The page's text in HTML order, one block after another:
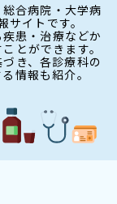
合病院・大学病
イトです。
患・治療などか
とができます。
き、各診療科の
情報も紹介。